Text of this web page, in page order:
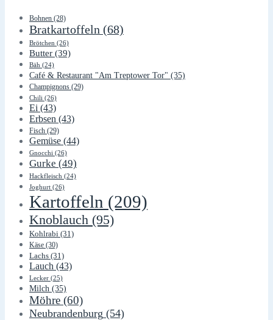
Bohnen (28)
Bratkartoffeln (68)
Brötchen (26)
Butter (39)
Bäh (24)
Café & Restaurant "Am Treptower Tor" (35)
Champignons (29)
Chili (26)
Ei (43)
Erbsen (43)
Fisch (29)
Gemüse (44)
Gnocchi (26)
Gurke (49)
Hackfleisch (24)
Joghurt (26)
Kartoffeln (209)
Knoblauch (95)
Kohlrabi (31)
Käse (30)
Lachs (31)
Lauch (43)
Lecker (25)
Milch (35)
Möhre (60)
Neubrandenburg (54)